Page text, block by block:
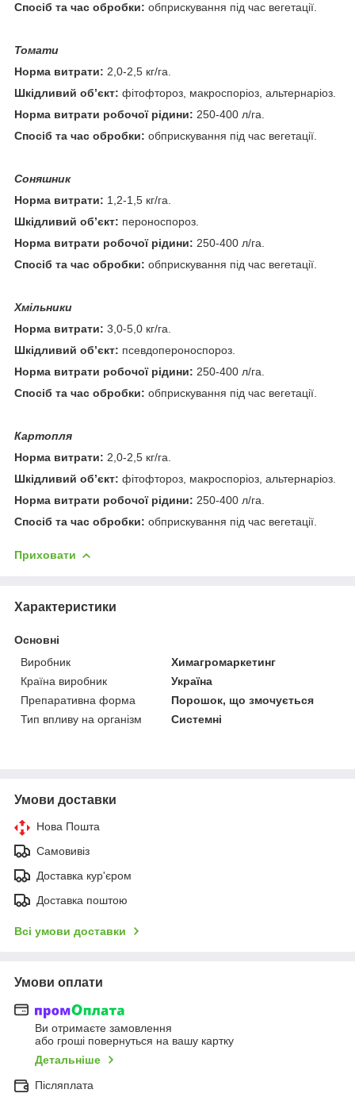
Спосіб та час обробки: обприскування під час вегетації.
Томати
Норма витрати: 2,0-2,5 кг/га.
Шкідливий об’єкт: фітофтороз, макроспоріоз, альтернаріоз.
Норма витрати робочої рідини: 250-400 л/га.
Спосіб та час обробки: обприскування під час вегетації.
Соняшник
Норма витрати: 1,2-1,5 кг/га.
Шкідливий об’єкт: пероноспороз.
Норма витрати робочої рідини: 250-400 л/га.
Спосіб та час обробки: обприскування під час вегетації.
Хмільники
Норма витрати: 3,0-5,0 кг/га.
Шкідливий об’єкт: псевдопероноспороз.
Норма витрати робочої рідини: 250-400 л/га.
Спосіб та час обробки: обприскування під час вегетації.
Картопля
Норма витрати: 2,0-2,5 кг/га.
Шкідливий об’єкт: фітофтороз, макроспоріоз, альтернаріоз.
Норма витрати робочої рідини: 250-400 л/га.
Спосіб та час обробки: обприскування під час вегетації.
Приховати
Характеристики
Основні
Виробник
Химагромаркетинг
Країна виробник
Україна
Препаративна форма
Порошок, що змочується
Тип впливу на організм
Системні
Умови доставки
Нова Пошта
Самовивіз
Доставка кур'єром
Доставка поштою
Всі умови доставки
Умови оплати
Ви отримаєте замовлення
або гроші повернуться на вашу картку
Детальніше
Післяплата